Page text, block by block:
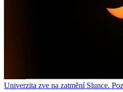
Univerzita zve na zatmění Slunce.